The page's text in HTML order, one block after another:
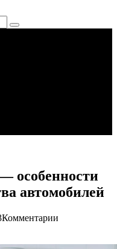
особенности
автомобилей
Комментарии